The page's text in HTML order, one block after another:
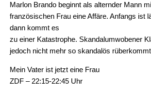
Marlon Brando beginnt als alternder Mann
französischen Frau eine Affäre. Anfangs ist
dann kommt es
zu einer Katastrophe. Skandalumwobener
jedoch nicht mehr so skandalös
Mein Vater ist jetzt eine Frau
ZDF – 22:15-22:45 Uhr